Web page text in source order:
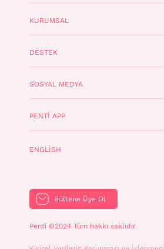
KURUMSAL
DESTEK
SOSYAL MEDYA
PENTI APP
ENGLISH
Bültene Üye Ol
Penti ©2024 Tüm hakkı saklıdır.